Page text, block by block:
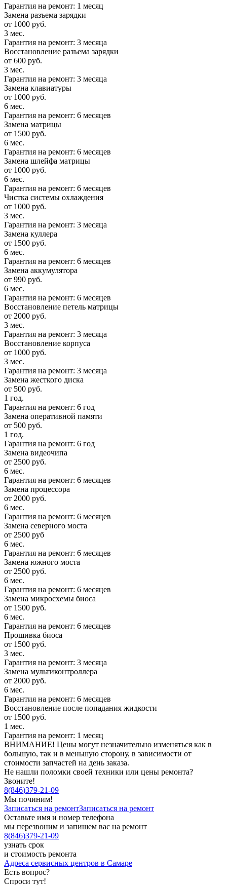
Гарантия на ремонт: 1 месяц
Замена разъема зарядки
от 1000 руб.
3 мес.
Гарантия на ремонт: 3 месяца
Восстановление разъема зарядки
от 600 руб.
3 мес.
Гарантия на ремонт: 3 месяца
Замена клавиатуры
от 1000 руб.
6 мес.
Гарантия на ремонт: 6 месяцев
Замена матрицы
от 1500 руб.
6 мес.
Гарантия на ремонт: 6 месяцев
Замена шлейфа матрицы
от 1000 руб.
6 мес.
Гарантия на ремонт: 6 месяцев
Чистка системы охлаждения
от 1000 руб.
3 мес.
Гарантия на ремонт: 3 месяца
Замена куллера
от 1500 руб.
6 мес.
Гарантия на ремонт: 6 месяцев
Замена аккумулятора
от 990 руб.
6 мес.
Гарантия на ремонт: 6 месяцев
Восстановление петель матрицы
от 2000 руб.
3 мес.
Гарантия на ремонт: 3 месяца
Восстановление корпуса
от 1000 руб.
3 мес.
Гарантия на ремонт: 3 месяца
Замена жесткого диска
от 500 руб.
1 год.
Гарантия на ремонт: 6 год
Замена оперативной памяти
от 500 руб.
1 год.
Гарантия на ремонт: 6 год
Замена видеочипа
от 2500 руб.
6 мес.
Гарантия на ремонт: 6 месяцев
Замена процессора
от 2000 руб.
6 мес.
Гарантия на ремонт: 6 месяцев
Замена северного моста
от 2500 руб
6 мес.
Гарантия на ремонт: 6 месяцев
Замена южного моста
от 2500 руб.
6 мес.
Гарантия на ремонт: 6 месяцев
Замена микросхемы биоса
от 1500 руб.
6 мес.
Гарантия на ремонт: 6 месяцев
Прошивка биоса
от 1500 руб.
3 мес.
Гарантия на ремонт: 3 месяца
Замена мультиконтроллера
от 2000 руб.
6 мес.
Гарантия на ремонт: 6 месяцев
Восстановление после попадания жидкости
от 1500 руб.
1 мес.
Гарантия на ремонт: 1 месяц
ВНИМАНИЕ! Цены могут незначительно изменяться как в
большую, так и в меньшую сторону, в зависимости от
стоимости запчастей на день заказа.
Не нашли поломки своей техники или цены ремонта?
Звоните!
8(846)379-21-09
Мы починим!
Записаться на ремонтЗаписаться на ремонт
Оставьте имя и номер телефона
мы перезвоним и запишем вас на ремонт
8(846)379-21-09
узнать срок
и стоимость ремонта
Адреса сервисных центров в Самаре
Есть вопрос?
Спроси тут!